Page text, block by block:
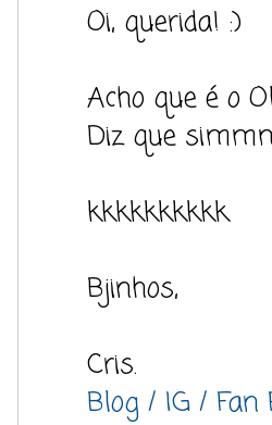
Oi, querida! :)
Acho que é o
Diz que
kkkkkkkkkk
Bjinhos,
Cris.
Blog / IG / Fan